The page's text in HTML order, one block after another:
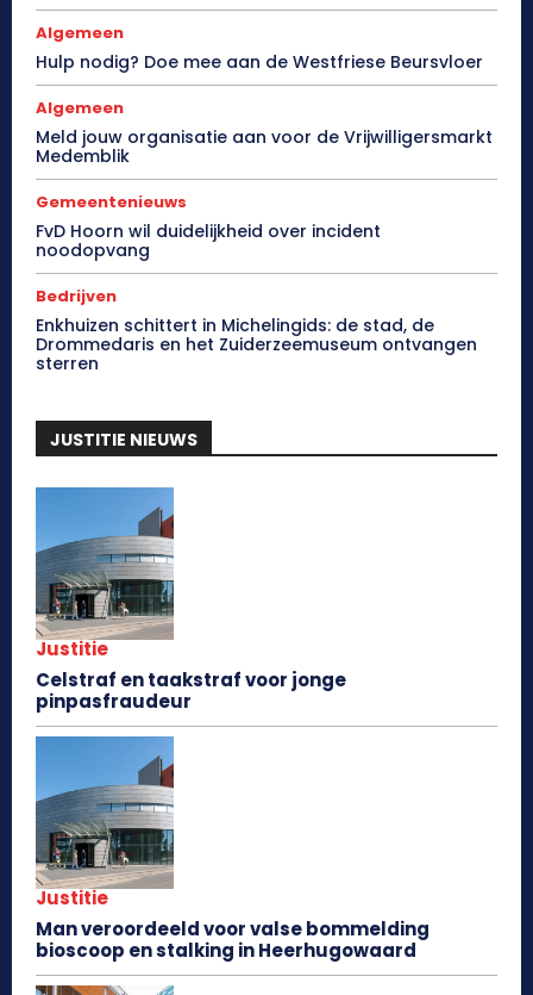
Algemeen
Hulp nodig? Doe mee aan de Westfriese Beursvloer
Algemeen
Meld jouw organisatie aan voor de Vrijwilligersmarkt
Medemblik
Gemeentenieuws
FvD Hoorn wil duidelijkheid over incident
noodopvang
Bedrijven
Enkhuizen schittert in Michelingids: de stad, de
Drommedaris en het Zuiderzeemuseum ontvangen
sterren
JUSTITIE NIEUWS
Justitie
Celstraf en taakstraf voor jonge
pinpasfraudeur
Justitie
Man veroordeeld voor valse bommelding
bioscoop en stalking in Heerhugowaard